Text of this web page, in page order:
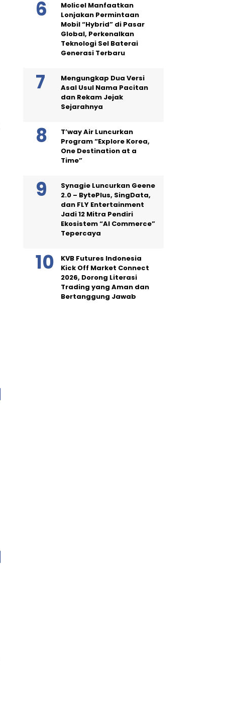
Molicel Manfaatkan
Lonjakan Permintaan
Mobil “Hybrid” di Pasar
Global, Perkenalkan
Teknologi Sel Baterai
Generasi Terbaru
Mengungkap Dua Versi
Asal Usul Nama Pacitan
dan Rekam Jejak
Sejarahnya
T’way Air Luncurkan
Program “Explore Korea,
One Destination at a
Time”
Synagie Luncurkan Geene
2.0 – BytePlus, SingData,
dan FLY Entertainment
Jadi 12 Mitra Pendiri
Ekosistem “AI Commerce”
Tepercaya
KVB Futures Indonesia
Kick Off Market Connect
2026, Dorong Literasi
Trading yang Aman dan
Bertanggung Jawab